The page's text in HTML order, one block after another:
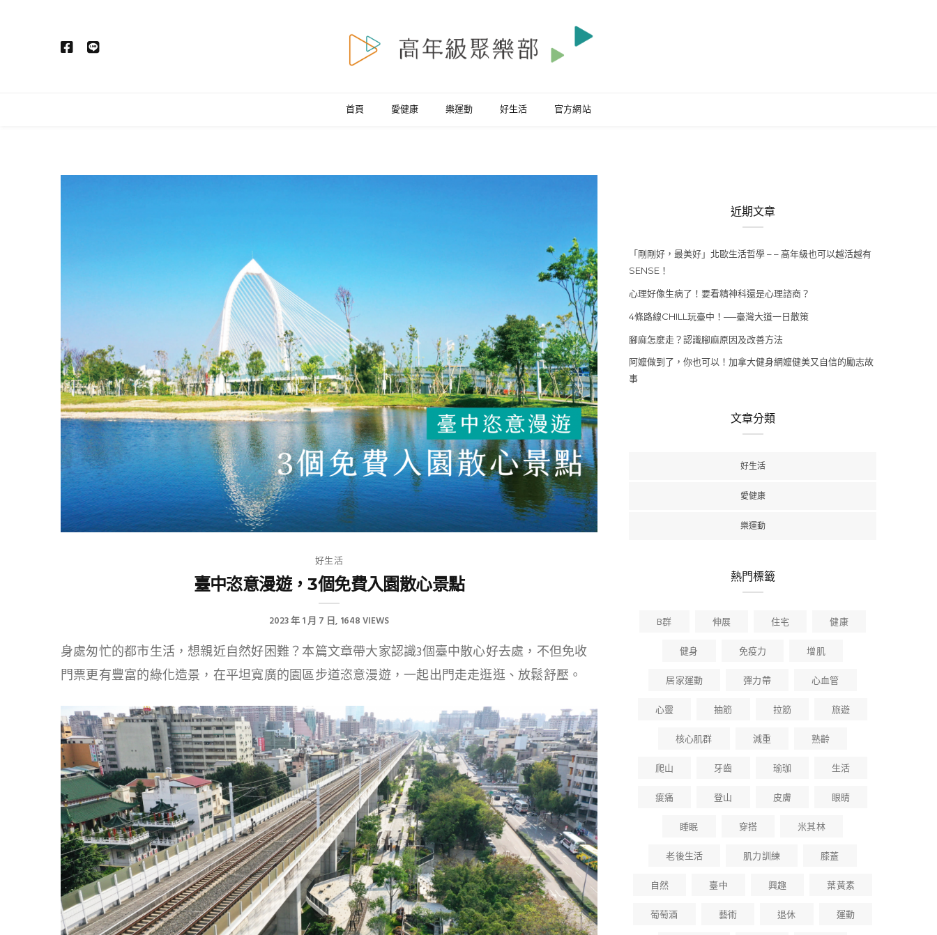
首頁 愛健康 樂運動 好生活 官方網站
好生活
臺中恣意漫遊，3個免費入園散心景點
2023 年 1 月 7 日 1648 VIEWS
身處匆忙的都市生活，想親近自然好困難？本篇文章帶大家認識3個臺中散心好去處，不但免收
門票更有豐富的綠化造景，在平坦寬廣的園區步道恣意漫遊，一起出門走走逛逛、放鬆舒壓。
近期文章
「剛剛好，最美好」北歐生活哲學 – – 高年級也可以越活越有
SENSE！
心理好像生病了！要看精神科還是心理諮商？
4條路線CHILL玩臺中！──臺灣大道一日散策
腳麻怎麼走？認識腳麻原因及改善方法
阿嬤做到了，你也可以！加拿大健身網嬤健美又自信的勵志故
事
文章分類
好生活
愛健康
樂運動
熱門標籤
B群 伸展 住宅
健康
健身
免疫力
增肌
居家運動
彈力帶
心血管
心靈
抽筋 拉筋
旅遊
核心肌群
減重
熟齡
爬山
牙齒 瑜珈
生活
痠痛
登山 皮膚
眼睛
睡眠
穿搭
米其林
老後生活
肌力訓練
膝蓋
自然
臺中 興趣
葉黃素
葡萄酒
藝術 退休
運動